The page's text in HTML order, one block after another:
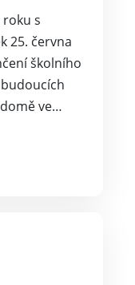
s
25. června
školního
ve…